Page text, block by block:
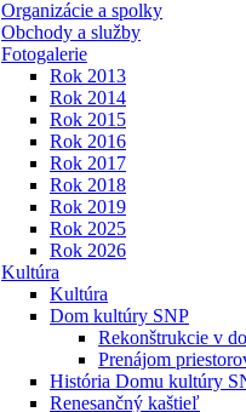
Organizácie a spolky
Obchody a služby
Fotogalerie
Rok 2013
Rok 2014
Rok 2015
Rok 2016
Rok 2017
Rok 2018
Rok 2019
Rok 2025
Rok 2026
Kultúra
Kultúra
Dom kultúry SNP
Rekonštrukcie v
Prenájom
História Domu kultúry
Renesančný kaštieľ